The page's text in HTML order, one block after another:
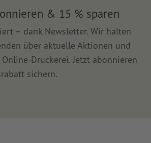
& 15 % sparen
– dank Newsletter. Wir halten
über aktuelle Aktionen und
Druckerei. Jetzt abonnieren
sichern.